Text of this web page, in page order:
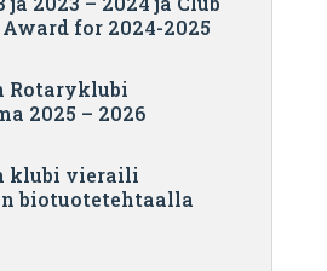
for 2024-2025
Rotaryklubi
2025 – 2026
klubi vieraili
biotuotetehtaalla